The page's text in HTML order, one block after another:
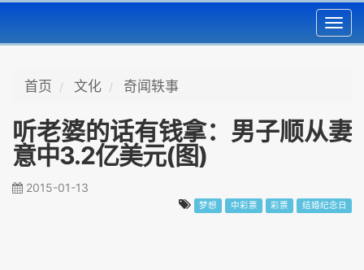
首页 文化 奇闻轶事
听老婆的话有钱拿：男子顺从妻
意中3.2亿美元(图)
2015-01-13
梦想 中彩票 彩票 结婚纪念日